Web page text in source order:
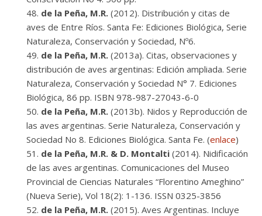
de la Peña, M.R. (2012). Distribución y citas de
aves de Entre Ríos. Santa Fe: Ediciones Biológica, Serie
Naturaleza, Conservación y Sociedad, Nº6.
de la Peña, M.R. (2013a). Citas, observaciones y
distribución de aves argentinas: Edición ampliada. Serie
Naturaleza, Conservación y Sociedad N° 7. Ediciones
Biológica, 86 pp. ISBN 978-987-27043-6-0
de la Peña, M.R. (2013b). Nidos y Reproducción de
las aves argentinas. Serie Naturaleza, Conservación y
Sociedad No 8. Ediciones Biológica. Santa Fe. (enlace)
de la Peña, M.R. & D. Montalti (2014). Nidificación
de las aves argentinas. Comunicaciones del Museo
Provincial de Ciencias Naturales “Florentino Ameghino”
(Nueva Serie), Vol 18(2): 1-136. ISSN 0325-3856
de la Peña, M.R. (2015). Aves Argentinas. Incluye